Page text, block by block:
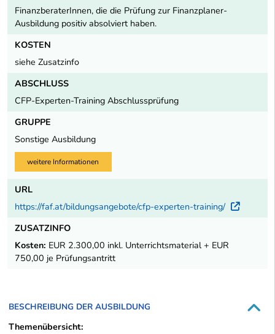
FinanzberaterInnen, die die Prüfung zur Finanzplaner-
Ausbildung positiv absolviert haben.
KOSTEN
siehe Zusatzinfo
ABSCHLUSS
CFP-Experten-Training Abschlussprüfung
GRUPPE
Sonstige Ausbildung
weitere Informationen
URL
https://faf.at/bildungsangebote/cfp-experten-training/
ZUSATZINFO
Kosten: EUR 2.300,00 inkl. Unterrichtsmaterial + EUR
750,00 je Prüfungsantritt
BESCHREIBUNG DER AUSBILDUNG
Themenübersicht: